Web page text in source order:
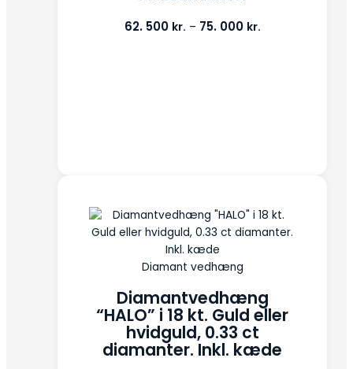
62. 500 kr. – 75. 000 kr.
Diamant vedhæng
Diamantvedhæng
“HALO” i 18 kt. Guld eller
hvidguld, 0.33 ct
diamanter. Inkl. kæde